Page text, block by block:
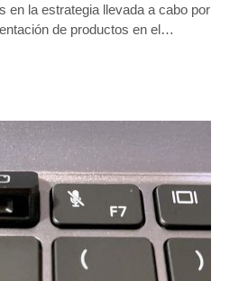
en la estrategia llevada a cabo por
de productos en el…